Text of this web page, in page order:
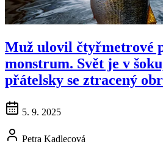
Muž ulovil čtyřmetrové
monstrum. Svět je v
přátelsky se ztracený
5. 9. 2025
Petra Kadlecová